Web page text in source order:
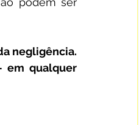
negligência.
em qualquer